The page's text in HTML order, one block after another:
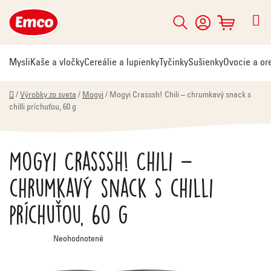
na
obsah
Hľadať
NÁKUPNÝ
KOŠÍK
MysliKaše a vločkyCereálie a lupienky TyčinkySušienkyOvocie a
Domov
/ Výrobky zo sveta / Mogyi / Mogyi Crasssh! Chili – chrumkavý snack s
chilli príchuťou, 60 g
Mogyi Crasssh! Chili –
chrumkavý snack s chilli
príchuťou, 60 g
Priemerné
hodnotenie
Neohodnotené